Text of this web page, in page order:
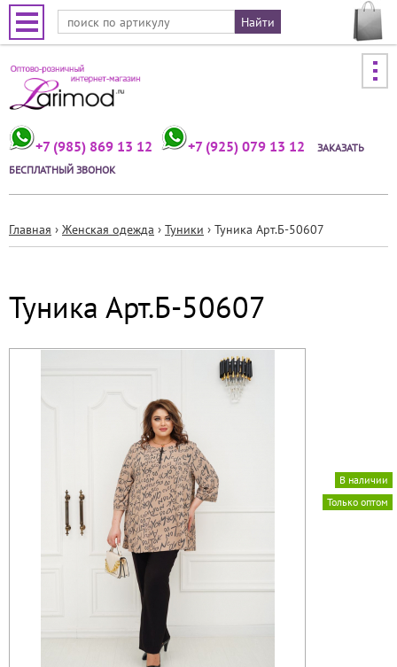
Jump to navigation
+7 (985) 869 13 12 +7 (925) 079 13 12
ЗАКАЗАТЬ
БЕСПЛАТНЫЙ ЗВОНОК
здесь
Главная › Женская одежда › Туники › Туника Арт.Б-50607
Туника Арт.Б-50607
Только оптом
В наличии